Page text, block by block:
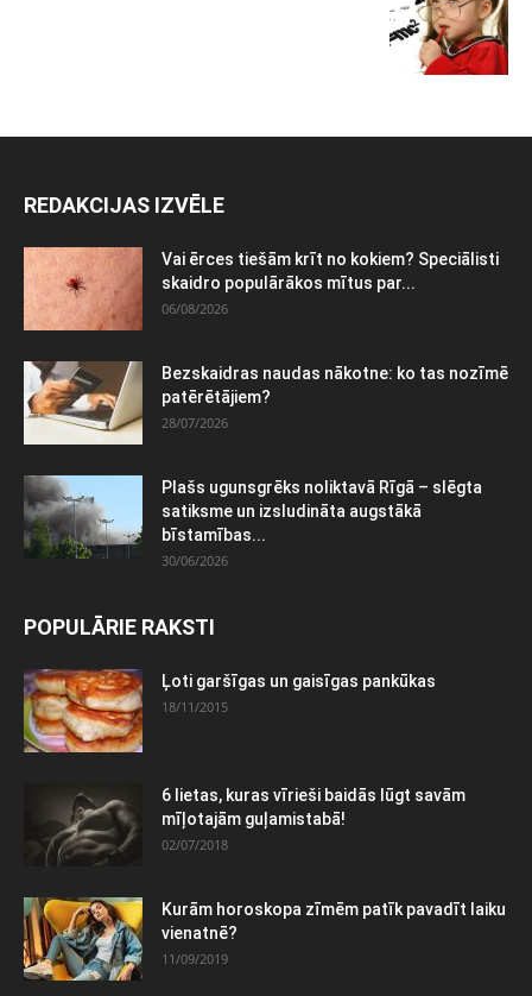
REDAKCIJAS IZVĒLE
Vai ērces tiešām krīt no kokiem? Speciālisti
skaidro populārākos mītus par...
06/08/2026
Bezskaidras naudas nākotne: ko tas nozīmē
patērētājiem?
28/07/2026
Plašs ugunsgrēks noliktavā Rīgā – slēgta
satiksme un izsludināta augstākā
bīstamības...
30/06/2026
POPULĀRIE RAKSTI
Ļoti garšīgas un gaisīgas pankūkas
18/11/2015
6 lietas, kuras vīrieši baidās lūgt savām
mīļotajām guļamistabā!
02/07/2018
Kurām horoskopa zīmēm patīk pavadīt laiku
vienatnē?
11/09/2019